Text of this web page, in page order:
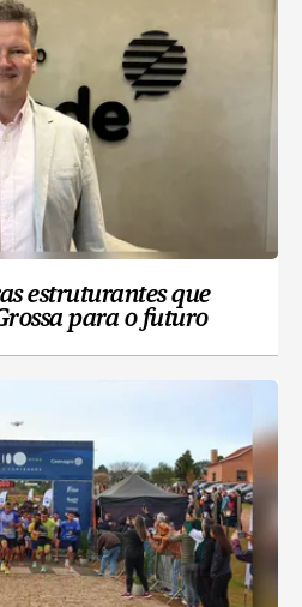
estruturantes que
para o futuro